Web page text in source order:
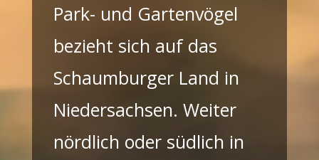
Park- und Gartenvögel
bezieht sich auf das
Schaumburger Land in
Niedersachsen. Weiter
nördlich oder südlich in